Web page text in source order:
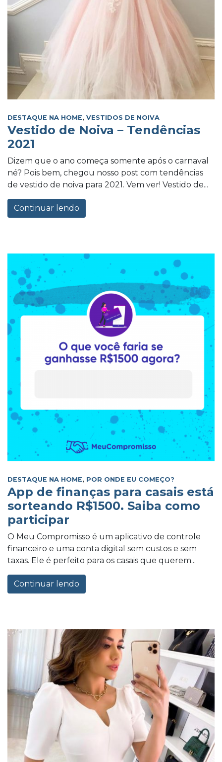
DESTAQUE NA HOME, VESTIDOS DE NOIVA
Vestido de Noiva – Tendências
2021
Dizem que o ano começa somente após o carnaval
né? Pois bem, chegou nosso post com tendências
de vestido de noiva para 2021. Vem ver! Vestido de...
Continuar lendo
DESTAQUE NA HOME, POR ONDE EU COMEÇO?
App de finanças para casais está
sorteando R$1500. Saiba como
participar
O Meu Compromisso é um aplicativo de controle
financeiro e uma conta digital sem custos e sem
taxas. Ele é perfeito para os casais que querem...
Continuar lendo